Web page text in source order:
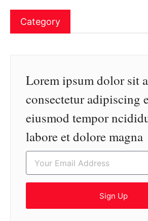
Category
Lorem ipsum dolor sit
consectetur adipiscing
eiusmod tempor
labore et dolore magna
Sign Up